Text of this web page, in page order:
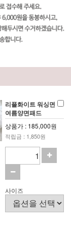
리플화이트 워싱면
여름양면패드
상품가 : 185,000원
적립금 : 1,850원
사이즈